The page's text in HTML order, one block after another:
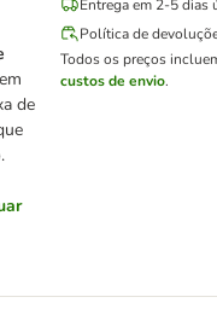
em
de
Entrega em 2-5 dias
Política de
Todos os preços
custos de envio.